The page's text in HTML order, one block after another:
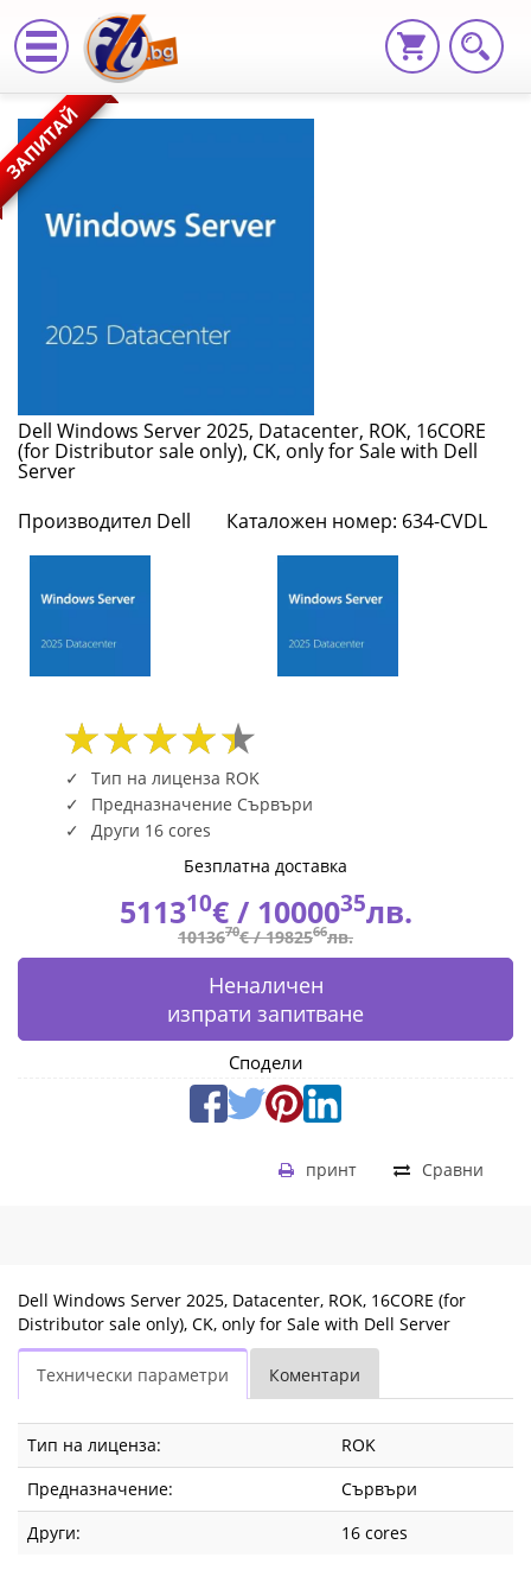
Dell
Windows
Server
2025,
ROK,
(for
Distributor
sale
only),
CK,
only
for
Sale
with
Dell
Server
634-
|
Fly.bg
ЗАПИТАЙ
Dell Windows Server 2025, Datacenter, ROK, 16CORE
(for Distributor sale only), CK, only for Sale with Dell
Server
Производител Dell
Каталожен номер: 634-CVDL
Тип на лиценза ROK
Предназначение Сървъри
Други 16 cores
Безплатна доставка
511310€ / 1000035лв.
1013670€ /1982566лв.
Неналичен
изпрати запитване
Сподели
Сравни
принт
Dell Windows Server 2025, Datacenter, ROK, 16CORE (for
Distributor sale only), CK, only for Sale with Dell Server
Технически параметри Коментари
Тип на лиценза:
ROK
Предназначение:
Сървъри
Други:
16 cores